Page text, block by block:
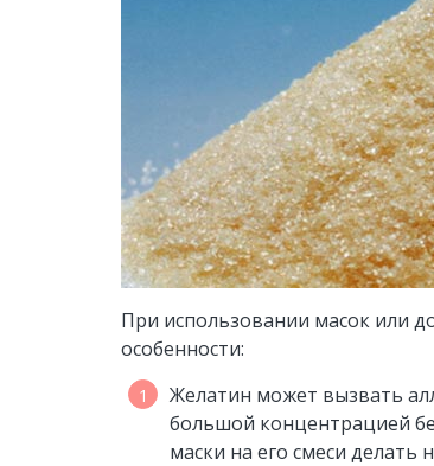
При использовании масок или
особенности:
Желатин может вызвать
большой концентрацией
маски на его смеси